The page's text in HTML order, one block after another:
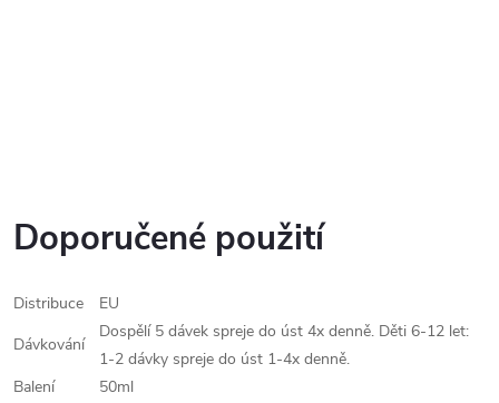
Doporučené použití
Distribuce
EU
Dávkování
Dospělí 5 dávek spreje do úst 4x denně. Děti 6-12 let:
1-2 dávky spreje do úst 1-4x denně.
Balení
50ml